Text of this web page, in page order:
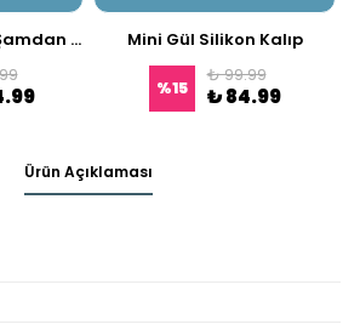
Üst Üste Yoncalar Şamdan Mum Kalıbı Mini Gül Silikon Kalıp
%15
₺ 99.99
₺ 84.99
Ürün Açıklaması